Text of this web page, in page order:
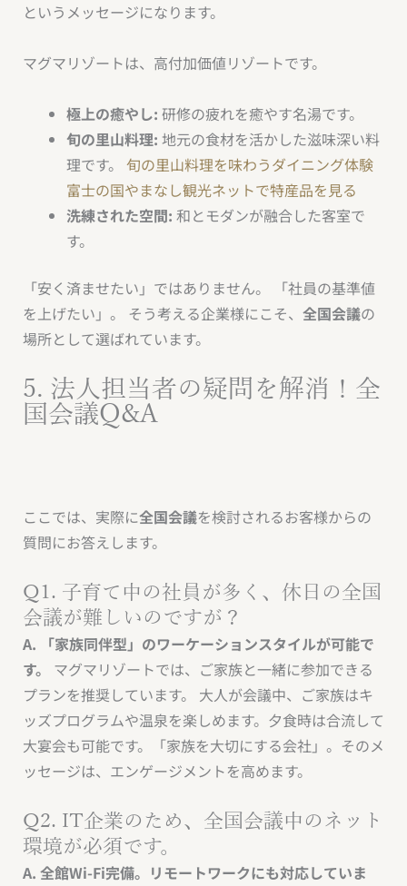
というメッセージになります。
マグマリゾートは、高付加価値リゾートです。
極上の癒やし: 研修の疲れを癒やす名湯です。
旬の里山料理: 地元の食材を活かした滋味深い料
理です。 旬の里山料理を味わうダイニング体験
富士の国やまなし観光ネットで特産品を見る
洗練された空間: 和とモダンが融合した客室で
す。
「安く済ませたい」ではありません。 「社員の基準値
を上げたい」。 そう考える企業様にこそ、 全国会議の
場所として選ばれています。
5. 法人担当者の疑問を解消！全
国会議Q&A
ここでは、実際に全国会議を検討されるお客様からの
質問にお答えします。
Q1. 子育て中の社員が多く、休日の全国
会議が難しいのですが？
A. 「家族同伴型」のワーケーションスタイルが可能で
す。
マグマリゾートでは、ご家族と一緒に参加できる
プランを推奨しています。 大人が会議中、ご家族はキ
ッズプログラムや温泉を楽しめます。夕食時は合流して
大宴会も可能です。「家族を大切にする会社」。そのメ
ッセージは、エンゲージメントを高めます。
Q2. IT企業のため、全国会議中のネット
環境が必須です。
A. 全館Wi-Fi完備。リモートワークにも対応していま